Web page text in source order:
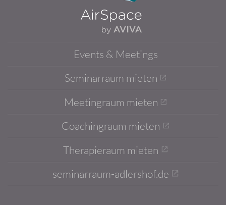
Events & Meetings
Seminarraum mieten
Meetingraum mieten
Coachingraum mieten
Therapieraum mieten
seminarraum-adlershof.de